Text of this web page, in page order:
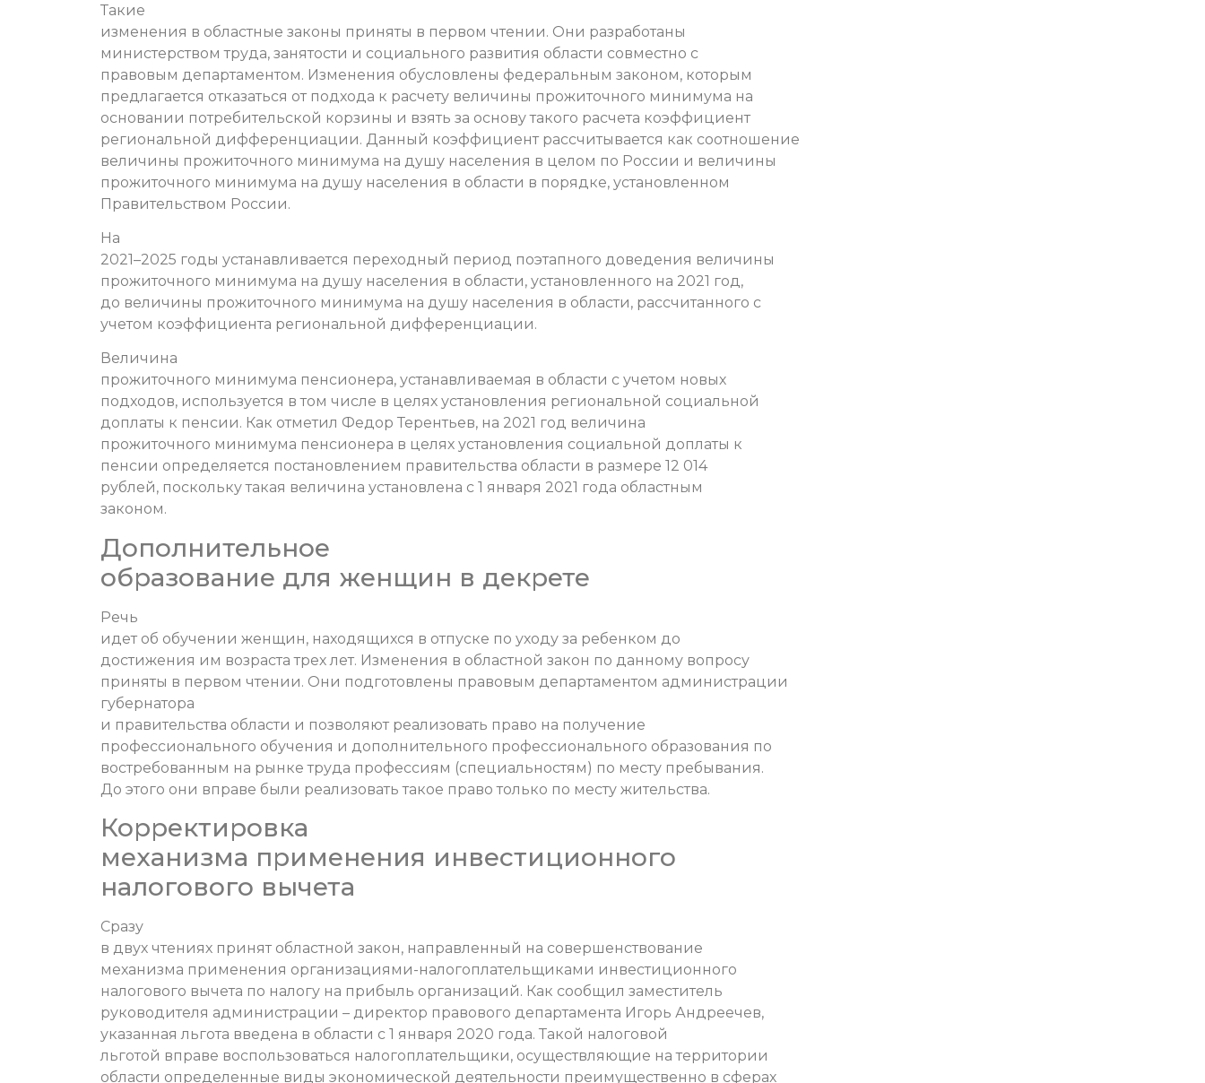
Такие
изменения в областные законы приняты в первом чтении. Они разработаны
министерством труда, занятости и социального развития области совместно с
правовым департаментом. Изменения обусловлены федеральным законом, которым
предлагается отказаться от подхода к расчету величины прожиточного минимума на
основании потребительской корзины и взять за основу такого расчета коэффициент
региональной дифференциации. Данный коэффициент рассчитывается как соотношение
величины прожиточного минимума на душу населения в целом по России и величины
прожиточного минимума на душу населения в области в порядке, установленном
Правительством России.
На
2021–2025 годы устанавливается переходный период поэтапного доведения величины
прожиточного минимума на душу населения в области, установленного на 2021 год,
до величины прожиточного минимума на душу населения в области, рассчитанного с
учетом коэффициента региональной дифференциации.
Величина
прожиточного минимума пенсионера, устанавливаемая в области с учетом новых
подходов, используется в том числе в целях установления региональной социальной
доплаты к пенсии. Как отметил Федор Терентьев, на 2021 год величина
прожиточного минимума пенсионера в целях установления социальной доплаты к
пенсии определяется постановлением правительства области в размере 12 014
рублей, поскольку такая величина установлена с 1 января 2021 года областным
законом.
Дополнительное
образование для женщин в декрете
Речь
идет об обучении женщин, находящихся в отпуске по уходу за ребенком до
достижения им возраста трех лет. Изменения в областной закон по данному вопросу
приняты в первом чтении. Они подготовлены правовым департаментом администрации
губернатора
и правительства области и позволяют реализовать право на получение
профессионального обучения и дополнительного профессионального образования по
востребованным на рынке труда профессиям (специальностям) по месту пребывания.
До этого они вправе были реализовать такое право только по месту жительства.
Корректировка
механизма применения инвестиционного
налогового вычета
Сразу
в двух чтениях принят областной закон, направленный на совершенствование
механизма применения организациями-налогоплательщиками инвестиционного
налогового вычета по налогу на прибыль организаций. Как сообщил заместитель
руководителя администрации – директор правового департамента Игорь Андреечев,
указанная льгота введена в области с 1 января 2020 года. Такой налоговой
льготой вправе воспользоваться налогоплательщики, осуществляющие на территории
области определенные виды экономической деятельности преимущественно в сферах